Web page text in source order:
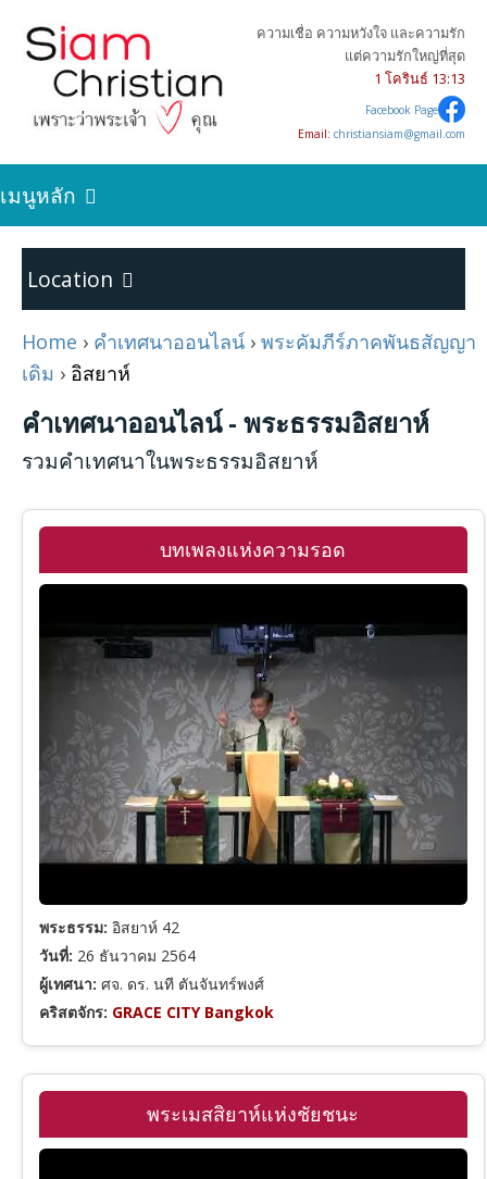
ความเชื่อ ความหวังใจ และความรัก
แต่ความรักใหญ่ที่สุด
1 โครินธ์ 13:13
Facebook Page
Email: christiansiam@gmail.com
เมนูหลัก
เริ่มต้นการเป็นคริสเตียน
บทความคริสเตียน
รายชื่อคริสตจักร
ดูหนังพระเยซู
Location
Home
พระคัมภีร์ภาคพันธสัญญาเดิม 24
อพยพ
เฉลยธรรมบัญญัติ
โยชูวา
1 ซามูเอล
2 ซามูเอล
2 พงศ์กษัตริย์
เนหะมีย์
Home › คำเทศนาออนไลน์ › พระคัมภีร์ภาคพันธสัญญา
เดิม › อิสยาห์
คำเทศนาออนไลน์ - พระธรรมอิสยาห์
รวมคำเทศนาในพระธรรมอิสยาห์
บทเพลงแห่งความรอด
พระธรรม: อิสยาห์ 42
วันที่: 26 ธันวาคม 2564
ผู้เทศนา: ศจ. ดร. นที ตันจันทร์พงศ์
คริสตจักร: GRACE CITY Bangkok
พระเมสสิยาห์แห่งชัยชนะ